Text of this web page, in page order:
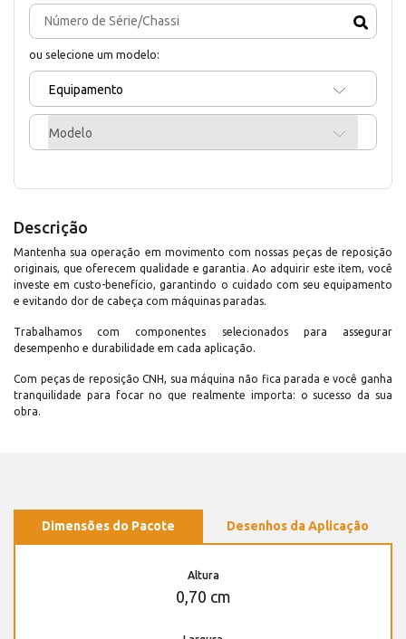
ou selecione um modelo:
Equipamento
Modelo
Descrição
Mantenha sua operação em movimento com nossas peças de reposição
originais, que oferecem qualidade e garantia. Ao adquirir este item, você
investe em custo-benefício, garantindo o cuidado com seu equipamento
e evitando dor de cabeça com máquinas paradas.
Trabalhamos com componentes selecionados para assegurar
desempenho e durabilidade em cada aplicação.
Com peças de reposição CNH, sua máquina não fica parada e você ganha
tranquilidade para focar no que realmente importa: o sucesso da sua
obra.
Dimensões do Pacote Desenhos da Aplicação
Altura
0,70 cm